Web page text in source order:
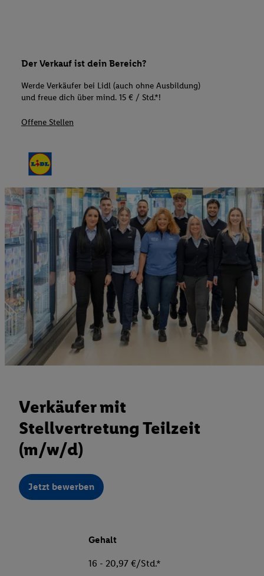
Der Verkauf ist dein Bereich?
Werde Verkäufer bei Lidl (auch ohne Ausbildung)
und freue dich über mind. 15 € / Std.*!
Offene Stellen
Verkäufer mit
Stellvertretung Teilzeit
(m/w/d)
Jetzt bewerben
Gehalt
16 - 20,97 €/Std.*